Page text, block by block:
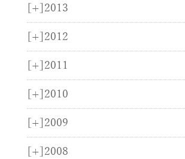
[+] 2013
[+] 2012
[+] 2011
[+] 2010
[+] 2009
[+] 2008